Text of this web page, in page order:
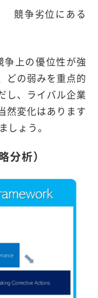
位にある
争上の優位性が強
どの弱みを重点的
し、ライバル企業
然変化はあります
しょう。
分析）